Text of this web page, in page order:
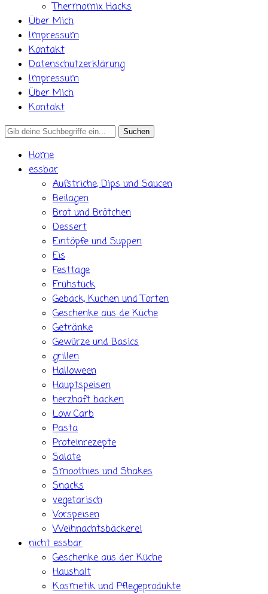
Thermomix Hacks
Über Mich
Impressum
Kontakt
Datenschutzerklärung
Impressum
Über Mich
Kontakt
Search
Home
essbar
Aufstriche, Dips und Saucen
Beilagen
Brot und Brötchen
Dessert
Eintöpfe und Suppen
Eis
Festtage
Frühstück
Gebäck, Kuchen und Torten
Geschenke aus de Küche
Getränke
Gewürze und Basics
grillen
Halloween
Hauptspeisen
herzhaft backen
Low Carb
Pasta
Proteinrezepte
Salate
Smoothies und Shakes
Snacks
vegetarisch
Vorspeisen
Weihnachtsbäckerei
nicht essbar
Geschenke aus der Küche
Haushalt
Kosmetik und Pflegeprodukte